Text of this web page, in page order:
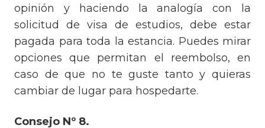
opinión y haciendo la analogía con la
solicitud de visa de estudios, debe estar
pagada para toda la estancia. Puedes mirar
opciones que permitan el reembolso, en
caso de que no te guste tanto y quieras
cambiar de lugar para hospedarte.
Consejo Nº 8.